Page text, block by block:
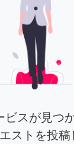
ビスが見つ
ストを投稿